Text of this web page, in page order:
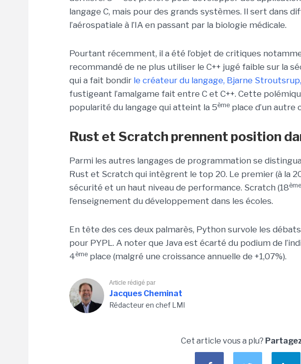
langage C, mais pour des grands systèmes. Il sert dans
l’aérospatiale à l’IA en passant par la biologie médicale.
Pourtant récemment, il a été l’objet de critiques
recommandé de ne plus utiliser le C++ jugé faible sur la
qui a fait bondir le créateur du langage, Bjarne
fustigeant l’amalgame fait entre C et C++. Cette
popularité du langage qui atteint la 5ème place d’un autre
Rust et Scratch prennent position
Parmi les autres langages de programmation se
Rust et Scratch qui intègrent le top 20. Le premier (à la
sécurité et un haut niveau de performance. Scratch (18ème
l’enseignement du développement dans les écoles.
En tête des ces deux palmarès, Python survole les
pour PYPL. A noter que Java est écarté du podium de
4ème place (malgré une croissance annuelle de +1,07%).
Article rédigé par
Jacques Cheminat
Rédacteur en chef LMI
Cet article vous a plu?